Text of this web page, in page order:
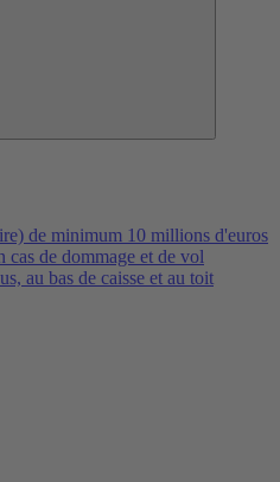
de minimum 10 millions d'euros
cas de dommage et de vol
au bas de caisse et au toit